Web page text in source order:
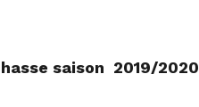
saison 2019/2020